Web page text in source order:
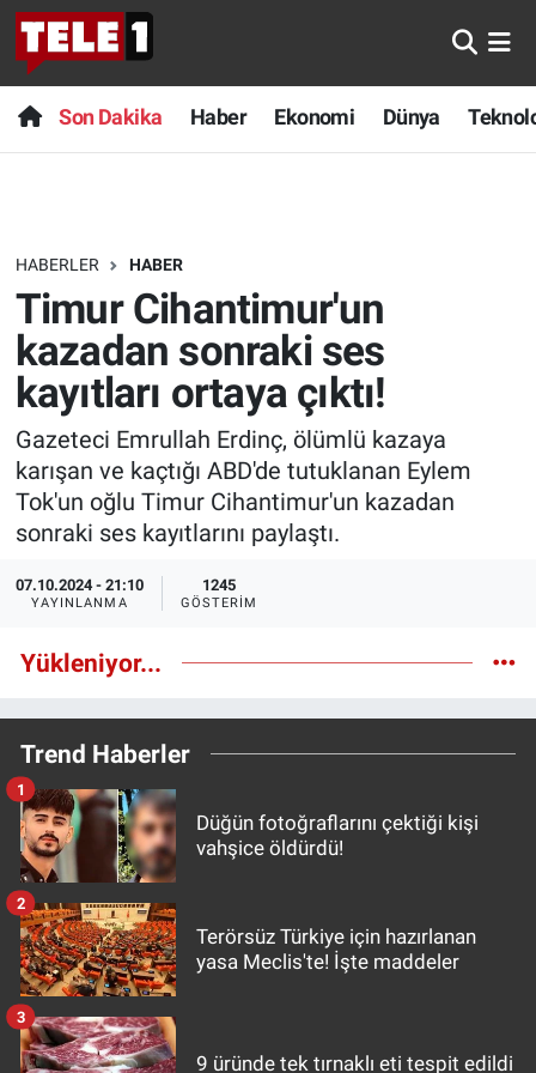
Son Dakika Haber Ekonomi Dünya
HABERLER HABER
Timur Cihantimur'un
kazadan sonraki ses
kayıtları ortaya çıktı!
Gazeteci Emrullah Erdinç, ölümlü kazaya
karışan ve kaçtığı ABD'de tutuklanan Eylem
Tok'un oğlu Timur Cihantimur'un kazadan
sonraki ses kayıtlarını paylaştı.
07.10.2024 - 21:10
YAYINLANMA
1245
GÖSTERIM
Paylaş A-
Yükleniyor...
Trend Haberler
Düğün fotoğraflarını çektiği kişi
vahşice öldürdü!
1
Terörsüz Türkiye için hazırlanan
yasa Meclis'te! İşte maddeler
2
9 üründe tek tırnaklı eti tespit edildi
3
Anında Manşet
Başka Sohbetler
Bilim turu
Bilim ve Teknoloji Evreni
Doğa Konuşuyor
Ege Saati
Ege'den Esintiler
Ekonomi
Forum
Gerçeğin İzinde
Gün Başlıyor
Gün Ortası
Son Dakika
Haber
Dünya
Teknoloji
Sağlık
Yayın Akışı
İletişim
Nöbetçi Eczaneler
Hava Durumu
Trafik Durumu
Süper Lig Puan Durumu ve Fikstür
Tüm Manşetler
Son Dakika Haberleri
Haber Arşivi